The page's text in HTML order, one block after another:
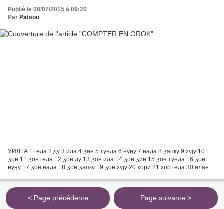
Publié le 08/07/2015 à 09:20
Par Patsou
УИЛТА 1 гēда 2 ду 3 илā 4 ӡин 5 тунда 6 нуӈу 7 нада 8 ӡапку 9 хују 10
ӡон 11 ӡон гēда 12 ӡон ду 13 ӡон илā 14 ӡон ӡин 15 ӡон тунда 16 ӡон
нуӈу 17 ӡон нада 18 ӡон ӡапку 19 ӡон хују 20 хори 21 хор гēда 30 иландō
< Page précédente Page suivante >